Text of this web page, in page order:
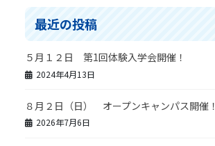
最近の投稿
５月１２日 第1回体験入学会開催！
2024年4月13日
８月２日（日） オープンキャンパス開催！
2026年7月6日